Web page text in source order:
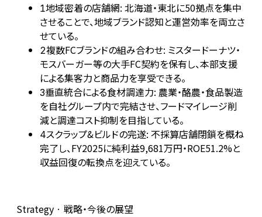
1地域密着の店舗網: 北海道・東北に50拠点を集中
させることで、地域ブランド認知と運営効率を両立さ
せている。
2複数FCブランドの組み合わせ: ミスタードーナツ・
モスバーガー等の大手FC契約を保有し、本部支援
による集客力と商品力を享受できる。
3垂直統合による食材調達力: 農業・酪農・食品製造
を自社グループ内で完結させ、フードマイレージ削
減と調達コスト抑制を目指している。
4スクラップ&ビルドの完遂: 不採算店舗閉鎖を概ね
完了し、FY2025に純利益9,681万円・ROE51.2%と
収益回復の転換点を迎えている。
Strategy · 戦略・今後の展望